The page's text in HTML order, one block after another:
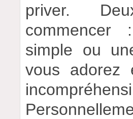
priver.
simple ou
vous adorez